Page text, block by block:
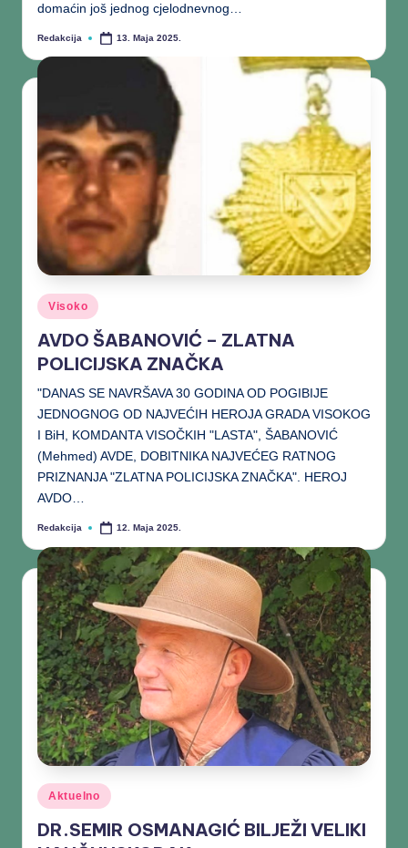
domaćin još jednog cjelodnevnog…
Redakcija 13. Maja 2025.
Visoko
AVDO ŠABANOVIĆ – ZLATNA
POLICIJSKA ZNAČKA
"DANAS SE NAVRŠAVA 30 GODINA OD POGIBIJE
JEDNOGNOG OD NAJVEĆIH HEROJA GRADA VISOKOG
I BiH, KOMDANTA VISOČKIH "LASTA", ŠABANOVIĆ
(Mehmed) AVDE, DOBITNIKA NAJVEĆEG RATNOG
PRIZNANJA "ZLATNA POLICIJSKA ZNAČKA". HEROJ
AVDO…
Redakcija 12. Maja 2025.
Aktuelno
DR.SEMIR OSMANAGIĆ BILJEŽI VELIKI